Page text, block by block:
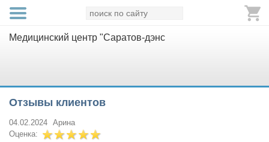
Медицинский центр "Саратов-дэнс
Отзывы клиентов
04.02.2024 Арина
Оценка: